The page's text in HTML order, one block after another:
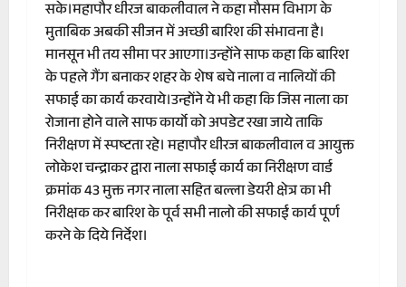
सके।महापौर धीरज बाकलीवाल ने कहा मौसम विभाग के
मुताबिक अबकी सीजन में अच्छी बारिश की संभावना है।
मानसून भी तय सीमा पर आएगा।उन्होंने साफ कहा कि बारिश
के पहले गैंग बनाकर शहर के शेष बचे नाला व नालियों की
सफाई का कार्य करवाये।उन्होंने ये भी कहा कि जिस नाला का
रोजाना होने वाले साफ कार्यो को अपडेट रखा जाये ताकि
निरीक्षण में स्पष्टता रहे। महापौर धीरज बाकलीवाल व आयुक्त
लोकेश चन्द्राकर द्वारा नाला सफाई कार्य का निरीक्षण वार्ड
क्रमांक 43 मुक्त नगर नाला सहित बल्ला डेयरी क्षेत्र का भी
निरीक्षक कर बारिश के पूर्व सभी नालो की सफाई कार्य पूर्ण
करने के दिये निर्देश।